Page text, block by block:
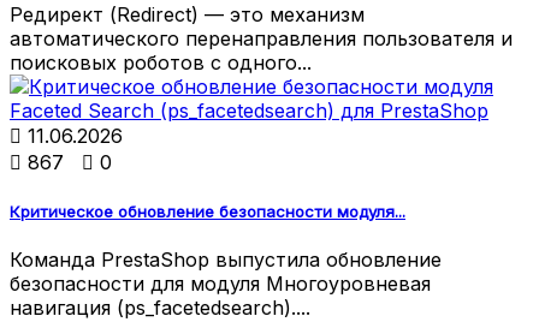
Редирект (Redirect) — это механизм
автоматического перенаправления пользователя и
поисковых роботов с одного...
 11.06.2026
 867  0
Критическое обновление безопасности модуля...
Команда PrestaShop выпустила обновление
безопасности для модуля Многоуровневая
навигация (ps_facetedsearch)....